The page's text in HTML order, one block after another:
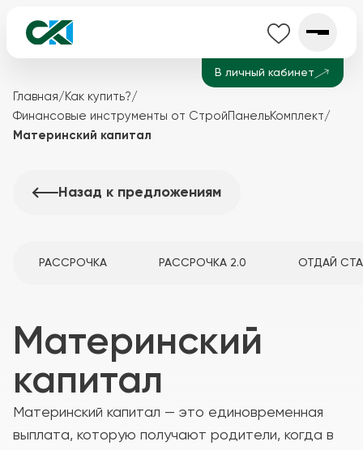
В личный кабинет
Главная/ Как купить?/
Финансовые инструменты от СтройПанельКомплект/
Материнский капитал
Назад к предложениям
РАССРОЧКА РАССРОЧКА 2.0 ОТДАЙ
Материнский
капитал
Материнский капитал — это единовременная
выплата, которую получают родители, когда в